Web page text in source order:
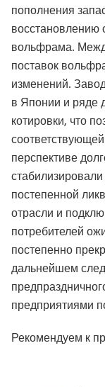
пополнения
восстановлению
вольфрама.
поставок
изменений.
в Японии и ряде
котировки, что
перспективе
постепенной
отрасли и
потребителей
постепенно
дальнейшем
предприятиями
Рекомендуем к